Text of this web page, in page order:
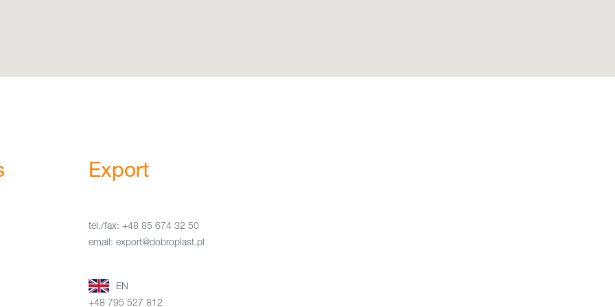
Export
tel./fax: +48 85 674 32 50
email: export@dobroplast.pl
EN
+48 795 527 812